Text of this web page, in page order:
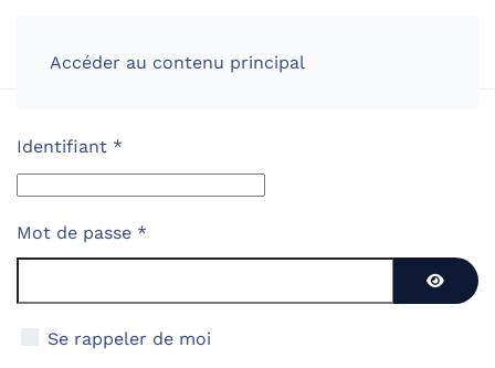
Accéder au contenu principal
Identifiant *
Mot de passe *
Se rappeler de moi